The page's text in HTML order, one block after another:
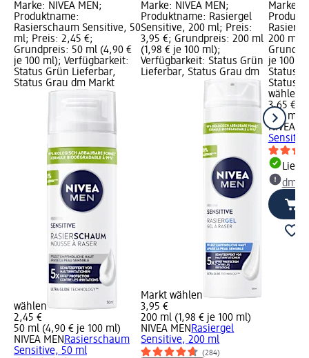
Marke: NIVEA MEN;
Produktname:
Rasierschaum Sensitive, 50
ml; Preis: 2,45 €;
Grundpreis: 50 ml (4,90 €
je 100 ml); Verfügbarkeit:
Status Grün Lieferbar,
Status Grau dm Markt
wählen
2,45 €
50 ml (4,90 € je 100 ml)
NIVEA MENRasierschaum
Sensitive, 50 ml
Marke: NIVEA MEN;
Produktname: Rasiergel
Sensitive, 200 ml; Preis:
3,95 €; Grundpreis: 200 ml
(1,98 € je 100 ml);
Verfügbarkeit: Status Grün
Lieferbar, Status Grau dm
Markt wählen
3,95 €
200 ml (1,98 € je 100 ml)
NIVEA MENRasiergel
Sensitive, 200 ml
(284)
Marke:
200 ml;
je 100
Status
Status
wählen
3,65 €
200 ml
NIVEA
dm